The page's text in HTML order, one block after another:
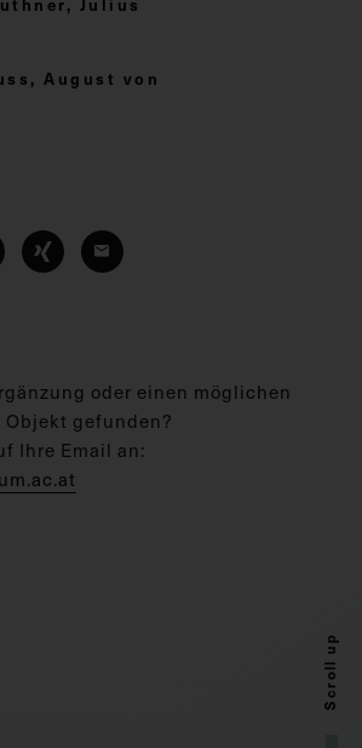
August von
oder einen möglichen
Objekt gefunden?
Ihre Email an:
Scroll up